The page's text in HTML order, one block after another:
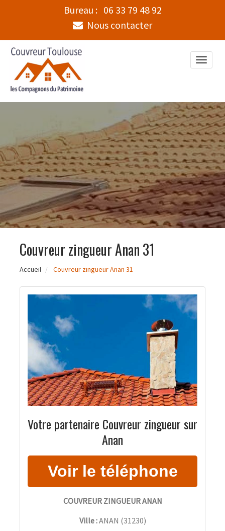
Bureau : 06 33 79 48 92
Nous contacter
Toggle
Couvreur zingueur Anan 31
Accueil Couvreur zingueur Anan 31
Votre partenaire Couvreur zingueur sur
Anan
COUVREUR ZINGUEUR ANAN
Ville :ANAN (31230)